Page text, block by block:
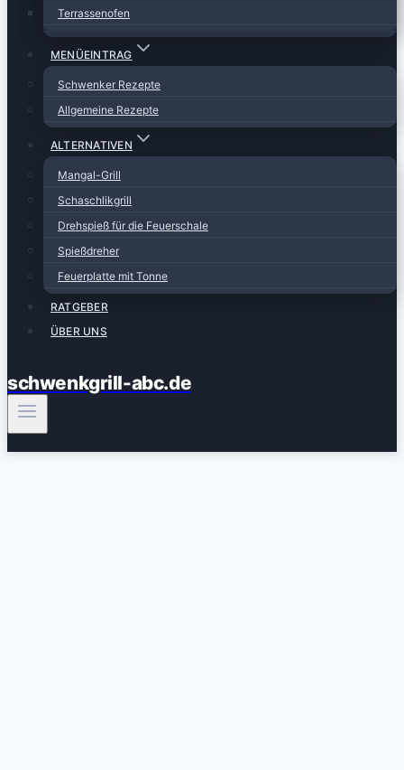
Terrassenofen
MENÜEINTRAG
Schwenker Rezepte
Allgemeine Rezepte
ALTERNATIVEN
Mangal-Grill
Schaschlikgrill
Drehspieß für die Feuerschale
Spießdreher
Feuerplatte mit Tonne
RATGEBER
ÜBER UNS
schwenkgrill-abc.de